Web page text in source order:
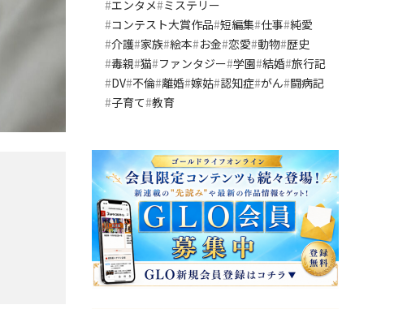
エンタメ ミステリー
コンテスト大賞作品 短編集 仕事 純愛
介護 家族 絵本 お金 恋愛 動物 歴史
毒親 猫 ファンタジー 学園 結婚 旅行記
DV 不倫 離婚 嫁姑 認知症 がん 闘病記
子育て 教育